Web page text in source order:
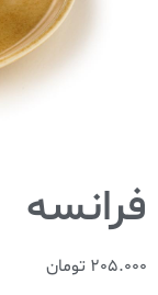
فرانسه
205.000 تومان